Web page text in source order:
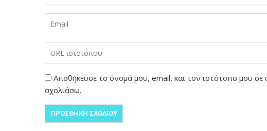
Αποθήκευσε το όνομά μου, email, και τον ιστότοπο μου
σχολιάσω.